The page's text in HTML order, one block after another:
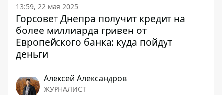
13:59, 22 мая 2025
Горсовет Днепра получит кредит на
более миллиарда гривен от
Европейского банка: куда пойдут
деньги
Алексей Александров
ЖУРНАЛИСТ